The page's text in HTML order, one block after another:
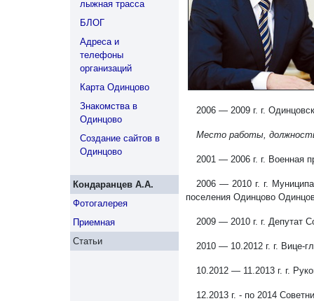
лыжная трасса
БЛОГ
Адреса и
телефоны
организаций
Карта Одинцово
Знакомства в
Одинцово
Создание сайтов в
Одинцово
Кондаранцев А.А.
Фотогалерея
Приемная
Статьи
2006 — 2009 г. г.
Место работы,
2001 — 2006 г. г. Военная
2006 — 2010 г. г.
поселения Одинцово
2009 — 2010 г. г. Депутат
2010 — 10.2012 г. г. Вице-
10.2012 — 11.2013 г. г.
12.2013 г. - по 2014